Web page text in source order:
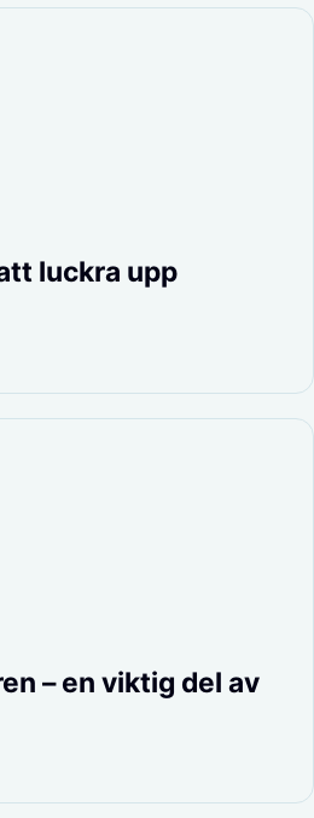
luckra upp
– en viktig del av